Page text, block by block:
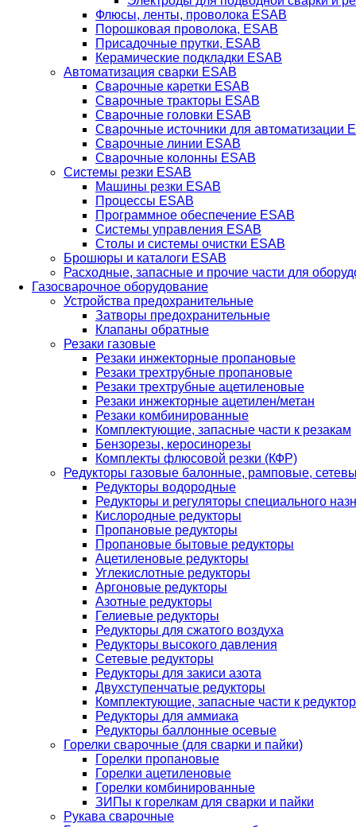
Флюсы, ленты, проволока ESAB
Порошковая проволока, ESAB
Присадочные прутки, ESAB
Керамические подкладки ESAB
Автоматизация сварки ESAB
Сварочные каретки ESAB
Сварочные тракторы ESAB
Сварочные головки ESAB
Сварочные источники для автоматизации
Сварочные линии ESAB
Сварочные колонны ESAB
Системы резки ESAB
Машины резки ESAB
Процессы ESAB
Программное обеспечение ESAB
Системы управления ESAB
Столы и системы очистки ESAB
Брошюры и каталоги ESAB
Расходные, запасные и прочие части для
Газосварочное оборудование
Устройства предохранительные
Затворы предохранительные
Клапаны обратные
Резаки газовые
Резаки инжекторные пропановые
Резаки трехтрубные пропановые
Резаки трехтрубные ацетиленовые
Резаки инжекторные ацетилен/метан
Резаки комбинированные
Комплектующие, запасные части к резакам
Бензорезы, керосинорезы
Комплекты флюсовой резки (КФР)
Редукторы газовые балонные, рамповые,
Редукторы водородные
Редукторы и регуляторы специального
Кислородные редукторы
Пропановые редукторы
Пропановые бытовые редукторы
Ацетиленовые редукторы
Углекислотные редукторы
Аргоновые редукторы
Азотные редукторы
Гелиевые редукторы
Редукторы для сжатого воздуха
Редукторы высокого давления
Сетевые редукторы
Редукторы для закиси азота
Двухступенчатые редукторы
Комплектующие, запасные части к
Редукторы для аммиака
Редукторы баллонные осевые
Горелки сварочные (для сварки и пайки)
Горелки пропановые
Горелки ацетиленовые
Горелки комбинированные
ЗИПы к горелкам для сварки и пайки
Рукава сварочные